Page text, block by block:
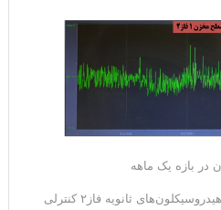
با توجه به اینکه شیرهای خوراک هیدروسیکلون‌های ثانویه فاز۲ کنترلی